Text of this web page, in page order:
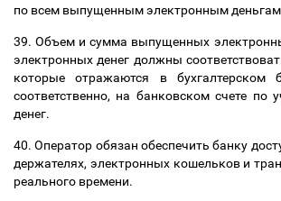
по всем выпущенным электронным
39. Объем и сумма выпущенных
электронных денег должны
которые отражаются в бухгалтерском
соответственно, на банковском счете по
денег.
40. Оператор обязан обеспечить банку
держателях, электронных кошельков и
реального времени.